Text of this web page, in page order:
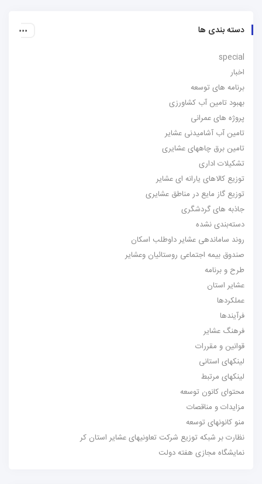
دسته بندی ها
special
اخبار
برنامه های توسعه
بهبود تامین آب کشاورزی
پروژه های عمرانی
تامین آب آشامیدنی عشایر
تامین برق چاههای عشایری
تشکیلات اداری
توزیع کالاهای یارانه ای عشایر
توزیع گاز مایع در مناطق عشایری
جاذبه های گردشگری
دسته‌بندی نشده
روند ساماندهی عشایر داوطلب اسکان
صندوق بیمه اجتماعی روستائیان وعشایر
طرح و برنامه
عشایر استان
عملکردها
فرآیندها
فرهنگ عشایر
قوانین و مقررات
لینکهای استانی
لینکهای مرتبط
محتوای کانون توسعه
مزایدات و مناقصات
منو کانونهای توسعه
نظارت بر شبکه توزیع شرکت تعاونیهای عشایر استان کر
نمایشگاه مجازی هفته دولت